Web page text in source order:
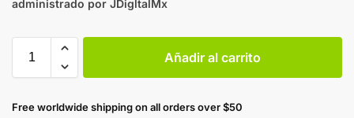
administrado por JDigltalMx
Añadir al carrito
Free worldwide shipping on all orders over $50